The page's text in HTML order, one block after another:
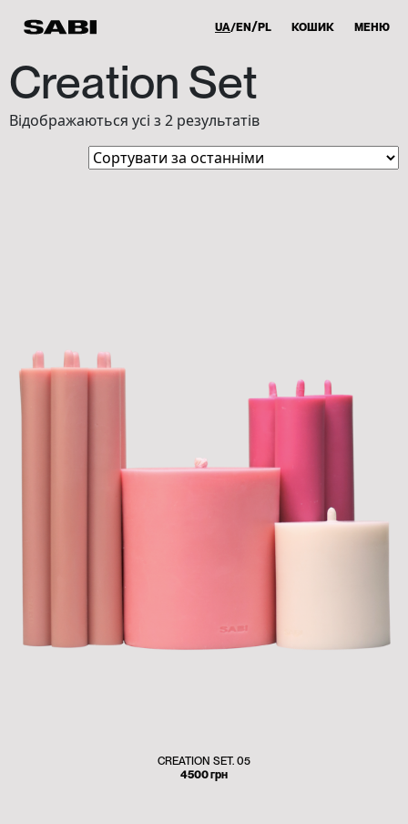
UA EN PL КОШИК МЕНЮ
Creation Set
Відображаються усі з 2 результатівSorted
by
latest
CREATION SET. 05
4500грн